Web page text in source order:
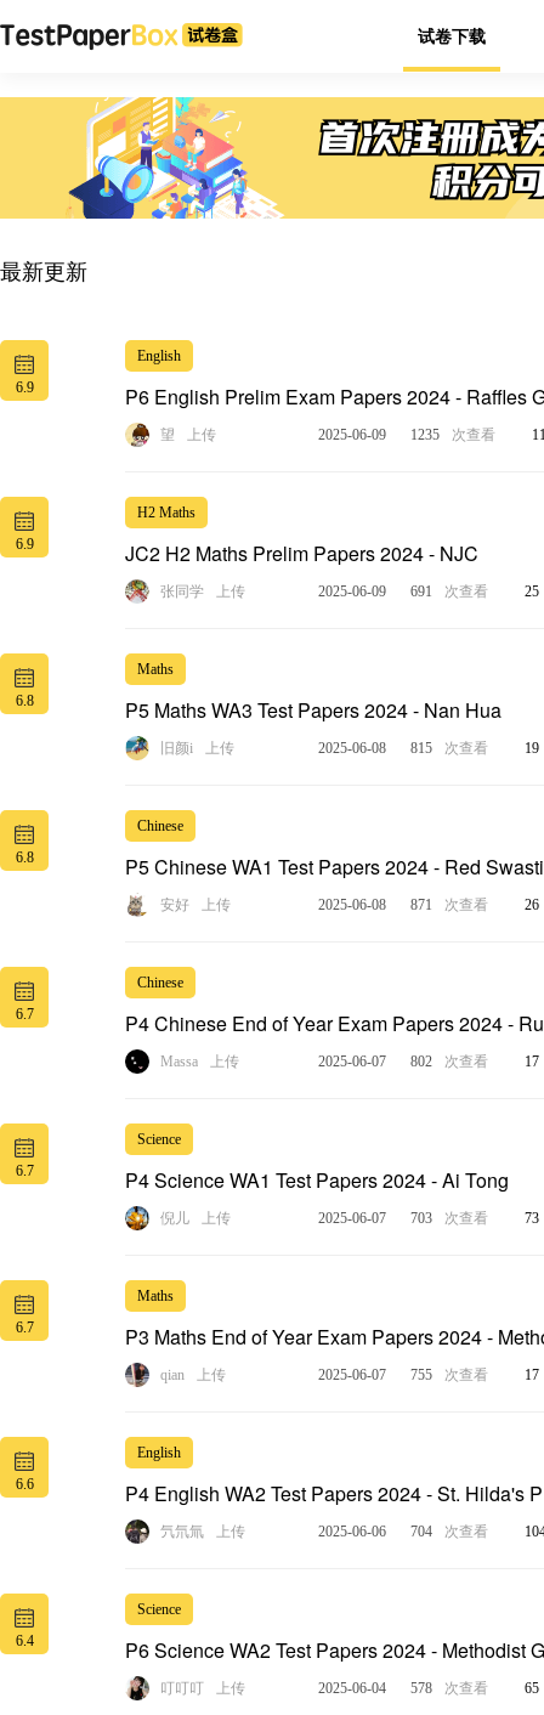
试卷下载
最新更新
6.9
English
P6 English Prelim Exam Papers 2024 - Raffles
望 上传 2025-06-09 1235 次查看
6.9
H2 Maths
JC2 H2 Maths Prelim Papers 2024 - NJC
张同学 上传 2025-06-09 691 次查看 25
6.8
Maths
P5 Maths WA3 Test Papers 2024 - Nan Hua
旧颜i 上传 2025-06-08 815 次查看 19
6.8
Chinese
P5 Chinese WA1 Test Papers 2024 - Red
安好 上传 2025-06-08 871 次查看 26
6.7
Chinese
P4 Chinese End of Year Exam Papers 2024 -
Massa 上传 2025-06-07 802 次查看 17
6.7
Science
P4 Science WA1 Test Papers 2024 - Ai Tong
倪儿 上传 2025-06-07 703 次查看 73
6.7
Maths
P3 Maths End of Year Exam Papers 2024 -
qian 上传 2025-06-07 755 次查看 17
6.6
English
P4 English WA2 Test Papers 2024 - St. Hilda's
氕氘氚 上传 2025-06-06 704 次查看
6.4
Science
P6 Science WA2 Test Papers 2024 - Methodist
叮叮叮 上传 2025-06-04 578 次查看 65